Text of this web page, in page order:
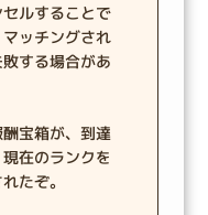
ルすることで
ッチングされ
する場合があ
宝箱が、到達
在のランクを
たぞ。